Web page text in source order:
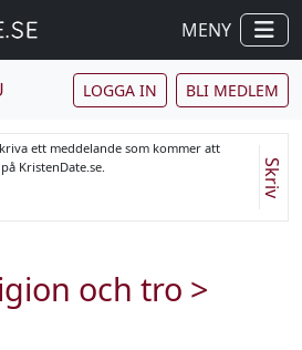
MENY
LOGGA IN BLI MEDLEM
ett meddelande som kommer att
KristenDate.se.
Skriv
och tro >